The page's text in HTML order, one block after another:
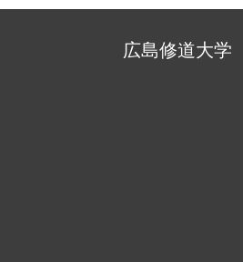
広島修道大学